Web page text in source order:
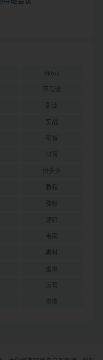
tiktok
亚马逊
副业
实战
带货
抖音
拼多多
教程
涨粉
源码
电商
素材
虚拟
运营
零撸